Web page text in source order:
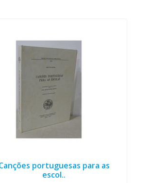
portuguesas para as
escol..